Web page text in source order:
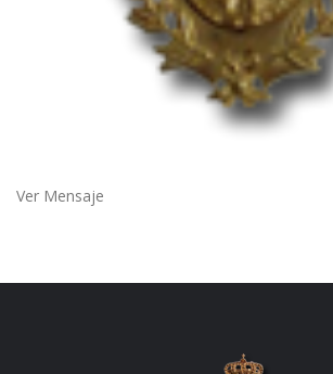
Ver Mensaje